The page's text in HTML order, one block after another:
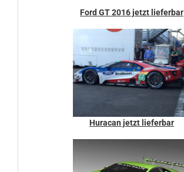
Ford GT 2016 jetzt lieferbar
Huracan jetzt lieferbar